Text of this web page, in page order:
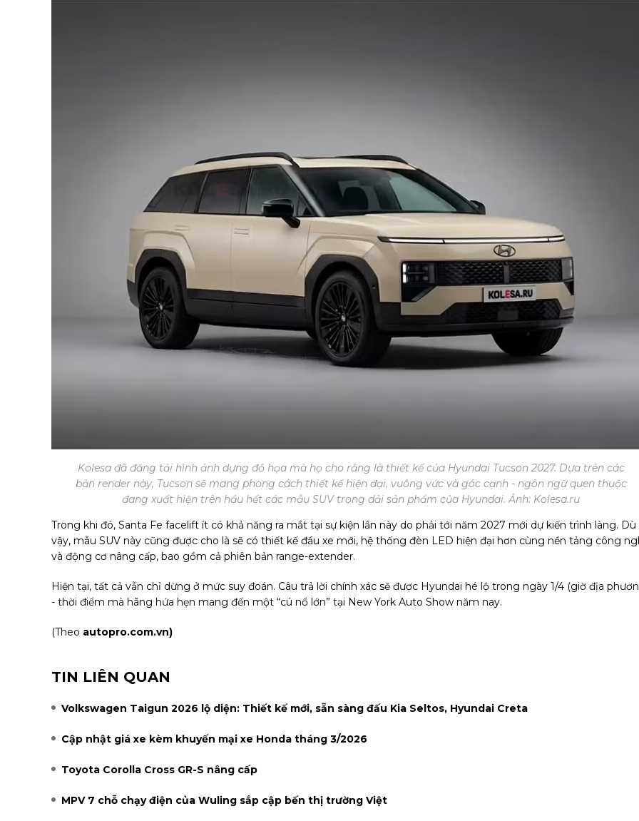
Kolesa đã đăng tải hình ảnh dựng đồ họa mà họ cho rằng là thiết kế của Hyundai Tucson 2027. Dựa trên các
bản render này, Tucson sẽ mang phong cách thiết kế hiện đại, vuông vức và góc cạnh - ngôn ngữ quen thuộc
đang xuất hiện trên hầu hết các mẫu SUV trong dải sản phẩm của Hyundai. Ảnh: Kolesa.ru
Trong khi đó, Santa Fe facelift ít có khả năng ra mắt tại sự kiện lần này do phải tới năm 2027 mới dự kiến trình làng. Dù
vậy, mẫu SUV này cũng được cho là sẽ có thiết kế đầu xe mới, hệ thống đèn LED hiện đại hơn cùng nền tảng công
và động cơ nâng cấp, bao gồm cả phiên bản range-extender.
Hiện tại, tất cả vẫn chỉ dừng ở mức suy đoán. Câu trả lời chính xác sẽ được Hyundai hé lộ trong ngày 1/4 (giờ địa
- thời điểm mà hãng hứa hẹn mang đến một “cú nổ lớn” tại New York Auto Show năm nay.
(Theo autopro.com.vn)
TIN LIÊN QUAN
Volkswagen Taigun 2026 lộ diện: Thiết kế mới, sẵn sàng đấu Kia Seltos, Hyundai Creta
Cập nhật giá xe kèm khuyến mại xe Honda tháng 3/2026
Toyota Corolla Cross GR-S nâng cấp
MPV 7 chỗ chạy điện của Wuling sắp cập bến thị trường Việt